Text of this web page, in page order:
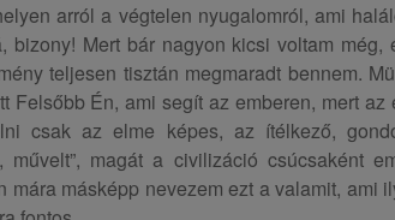
arról a végtelen nyugalomról, ami
bizony! Mert bár nagyon kicsi voltam még,
teljesen tisztán megmaradt bennem.
Felsőbb Én, ami segít az emberen, mert
csak az elme képes, az ítélkező,
művelt”, magát a civilizáció csúcsaként
mára másképp nevezem ezt a valamit, ami